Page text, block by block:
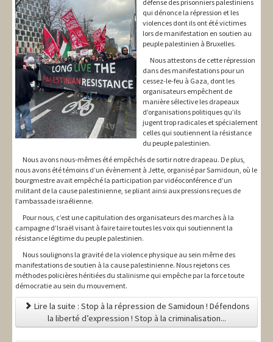
défense des prisonniers palestiniens
qui dénonce la répression et les
violences dont ils ont été victimes
lors de manifestation en soutien au
peuple palestinien à Bruxelles.
Nous attestons de cette répression
dans des manifestations pour un
cessez-le-feu à Gaza, dont les
organisateurs empêchent de
manière sélective les drapeaux
d’organisations politiques qu’ils
jugent trop radicales et spécialement
celles qui soutiennent la résistance
du peuple palestinien.
Nous avons nous-mêmes été empêchés de sortir notre drapeau. De plus,
nous avons été témoins d’un évènement à Jette, organisé par Samidoun, où le
bourgmestre avait empêché la participation par vidéoconférence d’un
militant de la cause palestinienne, se pliant ainsi aux pressions reçues de
l’ambassade israélienne.
Pour nous, c’est une capitulation des organisateurs des marches à la
campagne d’Israël visant à faire taire toutes les voix qui soutiennent la
résistance légitime du peuple palestinien.
Nous soulignons la gravité de la violence physique au sein même des
manifestations de soutien à la cause palestinienne. Nous rejetons ces
méthodes policières héritiées du stalinisme qui empêche par la force toute
démocratie au sein du mouvement.
Lire la suite : Stop à la répression de Samidoun ! Défendons
la liberté d’expression ! Stop à la criminalisation...